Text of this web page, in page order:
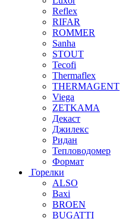
Reflex
RIFAR
ROMMER
Sanha
STOUT
Tecofi
Thermaflex
THERMAGENT
Viega
ZETKAMA
Декаст
Джилекс
Ридан
Тепловодомер
Формат
Горелки
ALSO
Baxi
BROEN
BUGATTI